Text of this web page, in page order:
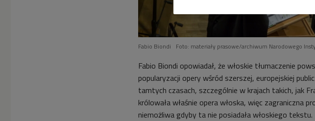
Fabio Biondi Foto: materiały prasowe/archiwum Narodowego
Fabio Biondi opowiadał, że włoskie tłumaczenie
popularyzacji opery wśród szerszej, europejskiej
tamtych czasach, szczególnie w krajach takich, jak
królowała właśnie opera włoska, więc zagraniczna
niemożliwa gdyby ta nie posiadała włoskiego tekstu.